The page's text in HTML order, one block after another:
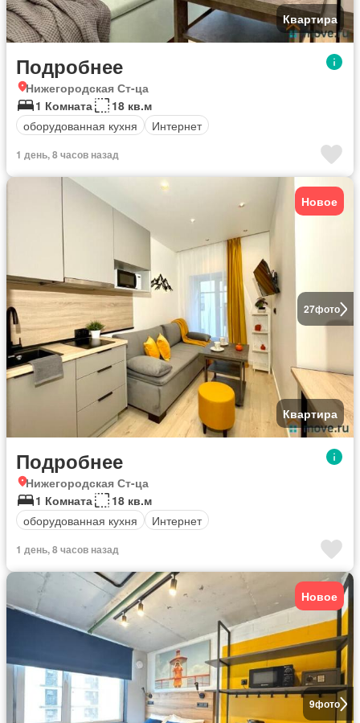
Квартира
Подробнее
Нижегородская Ст-ца
1 Комната
18 кв.м
оборудованная кухня
Интернет
1 день, 8 часов назад
27фото
Новое
Квартира
Подробнее
Нижегородская Ст-ца
1 Комната
18 кв.м
оборудованная кухня
Интернет
1 день, 8 часов назад
9фото
Новое